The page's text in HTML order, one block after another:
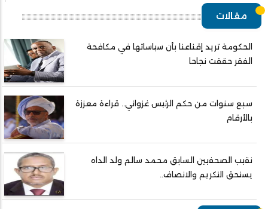
مقالات
الحكومة تريد إقناعنا بأن سياساتها في مكافحة
الفقر حققت نجاحا
سبع سنوات من حكم الرئيس غزواني.. قراءة معززة
بالأرقام
نقيب الصحفيين السابق محمد سالم ولد الداه
يستحق التكريم والانصاف..